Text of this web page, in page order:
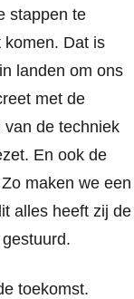
stappen te
komen. Dat is
landen om ons
met de
van de techniek
En ook de
maken we een
alles heeft zij de
toekomst.